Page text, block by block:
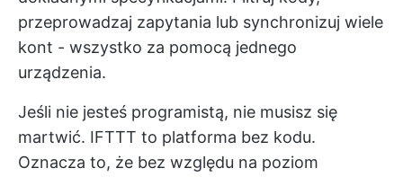
przeprowadzaj zapytania lub synchronizuj wiele
kont - wszystko za pomocą jednego
urządzenia.
Jeśli nie jesteś programistą, nie musisz się
martwić. IFTTT to platforma bez kodu.
Oznacza to, że bez względu na poziom